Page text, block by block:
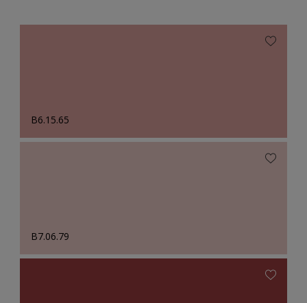
B6.15.65
B7.06.79